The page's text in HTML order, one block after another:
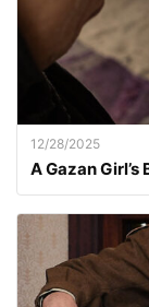
12/28/2025
A Gazan